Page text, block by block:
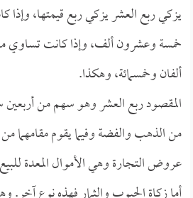
يزكي ربع العشر يزكي ربع قيمتها، وإذا
خمسة وعشرون ألف، وإذا كانت تساوي
ألفان وخمسمائة، وهكذا.
المقصود ربع العشر وهو سهم من أربعين
من الذهب والفضة وفيما يقوم مقامهما
عروض التجارة وهي الأموال المعدة